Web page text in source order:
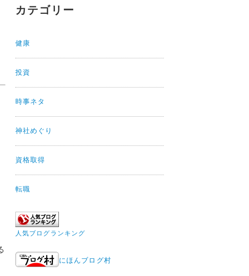
カテゴリー
健康
投資
時事ネタ
神社めぐり
資格取得
転職
人気ブログランキング
にほんブログ村